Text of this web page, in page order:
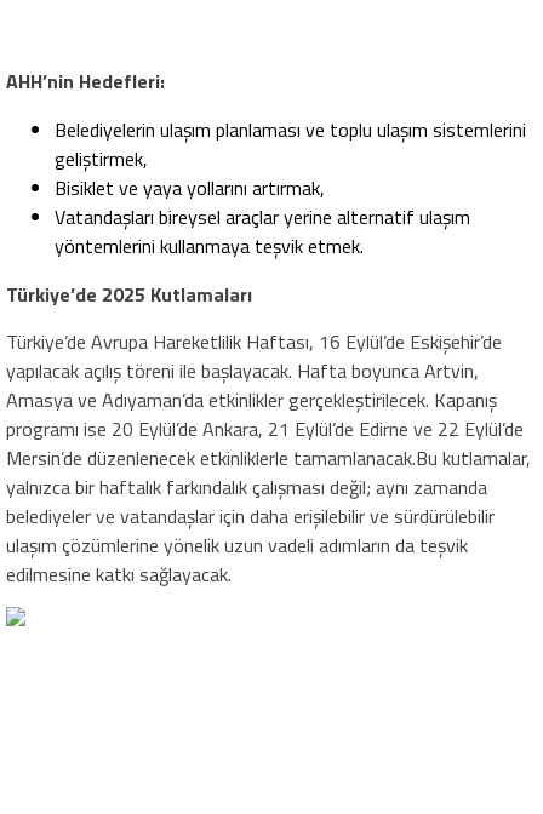
AHH’nin Hedefleri:
Belediyelerin ulaşım planlaması ve toplu ulaşım sistemlerini
geliştirmek,
Bisiklet ve yaya yollarını artırmak,
Vatandaşları bireysel araçlar yerine alternatif ulaşım
yöntemlerini kullanmaya teşvik etmek.
Türkiye’de 2025 Kutlamaları
Türkiye’de Avrupa Hareketlilik Haftası, 16 Eylül’de Eskişehir’de
yapılacak açılış töreni ile başlayacak. Hafta boyunca Artvin,
Amasya ve Adıyaman’da etkinlikler gerçekleştirilecek. Kapanış
programı ise 20 Eylül’de Ankara, 21 Eylül’de Edirne ve 22 Eylül’de
Mersin’de düzenlenecek etkinliklerle tamamlanacak.Bu kutlamalar,
yalnızca bir haftalık farkındalık çalışması değil; aynı zamanda
belediyeler ve vatandaşlar için daha erişilebilir ve sürdürülebilir
ulaşım çözümlerine yönelik uzun vadeli adımların da teşvik
edilmesine katkı sağlayacak.